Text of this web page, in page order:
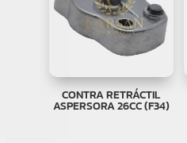
CONTRA RETRÁCTIL
ASPERSORA 26CC (F34)